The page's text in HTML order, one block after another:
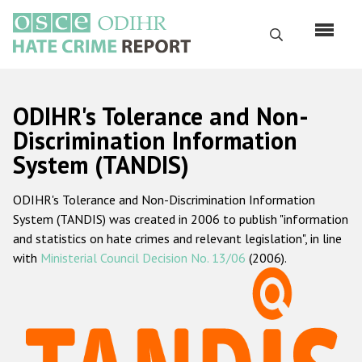
основному
содержанию
Поиск
Русский
Main
navigation
Главная
О нас
Наш мандат
Наша методология
Данные о преступлениях на почве ненависти
ODIHR's Tolerance and Non-
Discrimination Information
System (TANDIS)
ODIHR's Tolerance and Non-Discrimination Information
System (TANDIS) was created in 2006 to publish "information
and statistics on hate crimes and relevant legislation", in line
with Ministerial Council Decision No. 13/06 (2006).